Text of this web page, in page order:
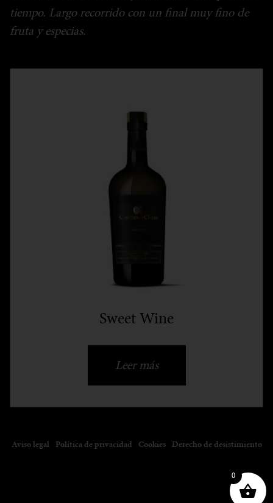
tiempo. Largo recorrido con un ﬁnal muy ﬁno de
fruta y especias.
Sweet Wine
Leer más
Aviso legal Política de privacidad Cookies Derecho de desistimiento
0